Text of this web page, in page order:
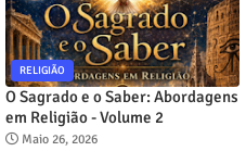
RELIGIÃO
O Sagrado e o Saber: Abordagens
em Religião - Volume 2
Maio 26, 2026